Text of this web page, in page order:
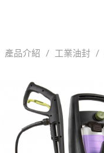
產品介紹 / 工業油封 /